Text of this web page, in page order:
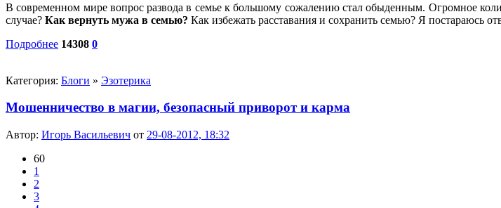
В современном мире вопрос развода в семье к большому сожалению стал обыденным. Огромное
случае? Как вернуть мужа в семью? Как избежать расставания и сохранить семью? Я постараюсь
Подробнее 14308 0
Категория: Блоги » Эзотерика
Мошенничество в магии, безопасный приворот и карма
Автор: Игорь Васильевич от 29-08-2012, 18:32
60
1
2
3